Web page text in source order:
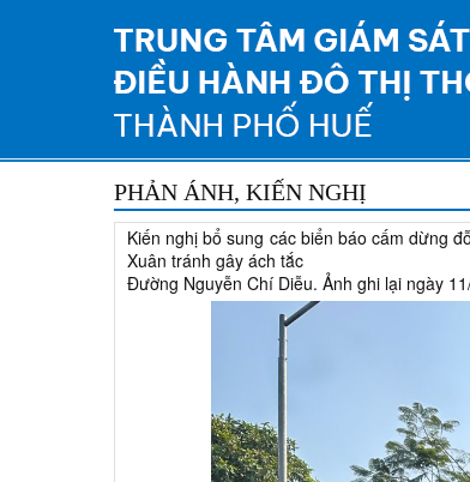
PHẢN ÁNH, KIẾN NGHỊ
Kiến nghị bổ sung các biển báo cấm dừng
Xuân tránh gây ách tắc
Đường Nguyễn Chí Diễu. Ảnh ghi lại ngày